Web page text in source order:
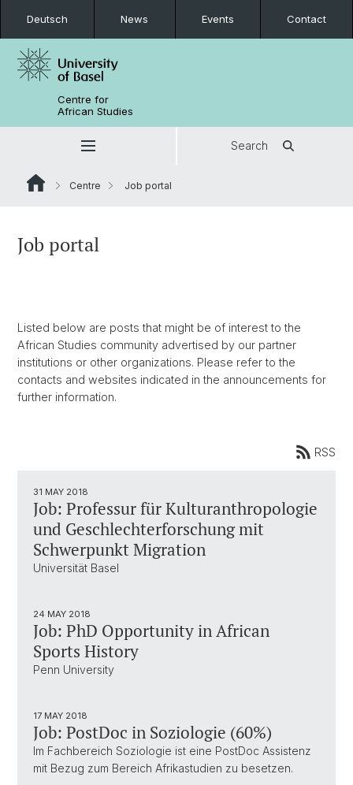
Deutsch News Events Contact
Centre for
African Studies
Search
Centre Job portal
Job portal
Listed below are posts that might be of interest to the
African Studies community advertised by our partner
institutions or other organizations. Please refer to the
contacts and websites indicated in the announcements for
further information.
RSS
31 MAY 2018
Job: Professur für Kulturanthropologie
und Geschlechterforschung mit
Schwerpunkt Migration
Universität Basel
24 MAY 2018
Job: PhD Opportunity in African
Sports History
Penn University
17 MAY 2018
Job: PostDoc in Soziologie (60%)
Im Fachbereich Soziologie ist eine PostDoc Assistenz
mit Bezug zum Bereich Afrikastudien zu besetzen.